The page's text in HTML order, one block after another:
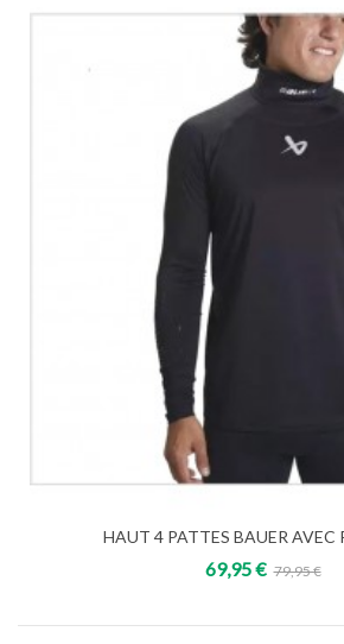
HAUT 4 PATTES BAUER AVEC
69,95 € 79,95 €